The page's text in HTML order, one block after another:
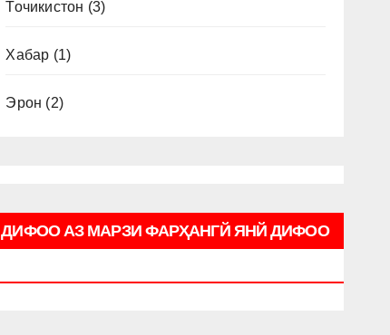
Точикистон (3)
Хабар (1)
Эрон (2)
ДИФОО АЗ МАРЗИ ФАРҲАНГЙ ЯНЙ ДИФОО